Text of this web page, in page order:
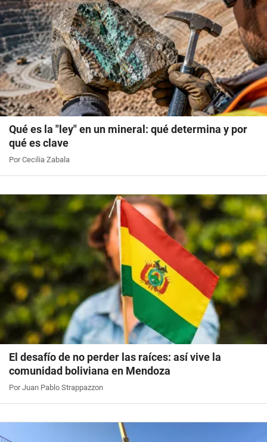
Qué es la "ley" en un mineral: qué determina y por
qué es clave
Por Cecilia Zabala
El desafío de no perder las raíces: así vive la
comunidad boliviana en Mendoza
Por Juan Pablo Strappazzon